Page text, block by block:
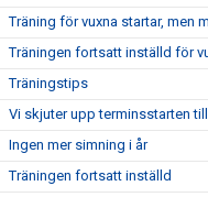
Träning för vuxna startar, men
Träningen fortsatt inställd för
Träningstips
Vi skjuter upp terminsstarten
Ingen mer simning i år
Träningen fortsatt inställd